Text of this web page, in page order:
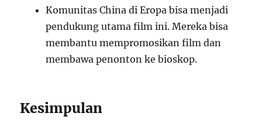
Komunitas China di Eropa bisa menjadi
pendukung utama film ini. Mereka bisa
membantu mempromosikan film dan
membawa penonton ke bioskop.
Kesimpulan